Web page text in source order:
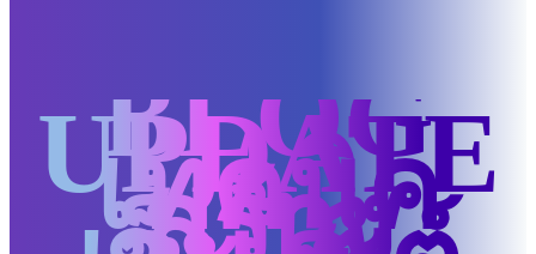
BLOG
UPDATE
เทคนิค
สร้าง